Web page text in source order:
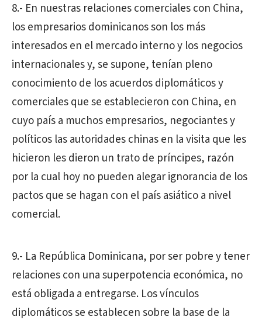
8.- En nuestras relaciones comerciales con China,
los empresarios dominicanos son los más
interesados en el mercado interno y los negocios
internacionales y, se supone, tenían pleno
conocimiento de los acuerdos diplomáticos y
comerciales que se establecieron con China, en
cuyo país a muchos empresarios, negociantes y
políticos las autoridades chinas en la visita que les
hicieron les dieron un trato de príncipes, razón
por la cual hoy no pueden alegar ignorancia de los
pactos que se hagan con el país asiático a nivel
comercial.
9.- La República Dominicana, por ser pobre y tener
relaciones con una superpotencia económica, no
está obligada a entregarse. Los vínculos
diplomáticos se establecen sobre la base de la